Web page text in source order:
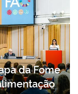
da Fome